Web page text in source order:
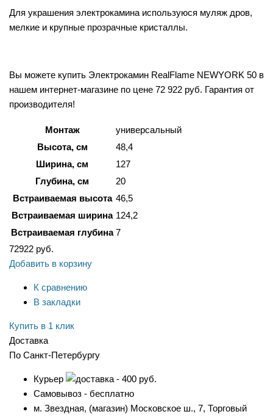
Для украшения электрокамина используюся муляж дров,
мелкие и крупные прозрачные кристаллы.
Вы можете купить Электрокамин RealFlame NEWYORK 50 в
нашем интернет-магазине по цене 72 922 руб. Гарантия от
производителя!
Монтаж
универсальный
Высота, см
48,4
Ширина, см
127
Глубина, см
20
Встраиваемая высота 46,5
Встраиваемая ширина 124,2
Встраиваемая глубина 7
72922 руб.
Добавить в корзину
К сравнению
В закладки
Купить в 1 клик
Доставка
По Санкт-Петербургу
Курьер
- 400 руб.
Самовывоз - бесплатно
м. Звездная, (магазин) Московское ш., 7, Торговый